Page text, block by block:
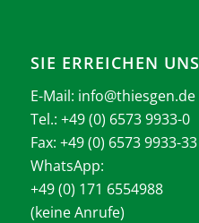
SIE ERREICHEN UNS
E-Mail: info@thiesgen.de
Tel.: +49 (0) 6573 9933-0
Fax: +49 (0) 6573 9933-33
WhatsApp:
+49 (0) 171 6554988
(keine Anrufe)